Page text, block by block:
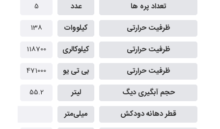
تعداد پره ها
عدد 5
ظرفیت حرارتی کیلووات 138
ظرفیت حرارتی کیلوکالری 118700
ظرفیت حرارتی بی تی یو 471000
حجم آبگیری دیگ لیتر 55.2
قطر دهانه دودکش
میلی‌متر